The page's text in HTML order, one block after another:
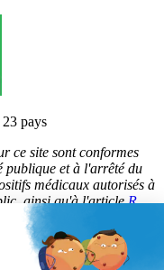
pays
ce site sont conformes
publique et à l'arrêté du
médicaux autorisés à
ainsi qu'à l'articleR
ils peuvent
au public.